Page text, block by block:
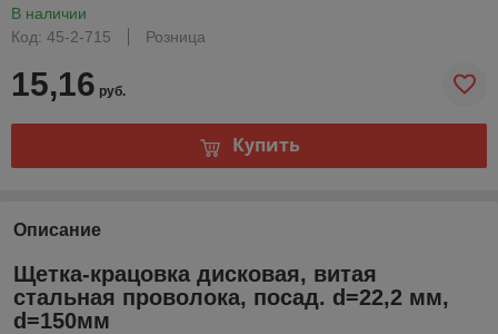
В наличии
Код: 45-2-715
Розница
15,16 руб.
Купить
Описание
Щетка-крацовка дисковая, витая
стальная проволока, посад. d=22,2 мм,
d=150мм